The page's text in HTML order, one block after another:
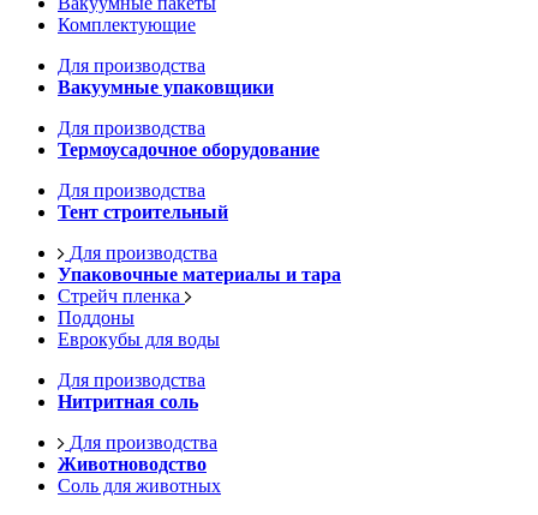
Комплектующие
Для производства
Вакуумные упаковщики
Для производства
Термоусадочное оборудование
Для производства
Тент строительный
Для производства
Упаковочные материалы и тара
Стрейч пленка
Поддоны
Еврокубы для воды
Для производства
Нитритная соль
Для производства
Животноводство
Соль для животных